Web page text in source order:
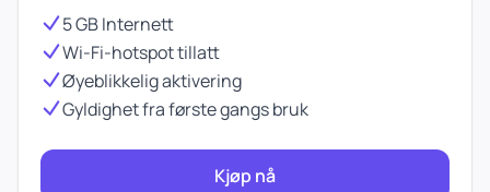
5 GB Internett
Wi-Fi-hotspot tillatt
Øyeblikkelig aktivering
Gyldighet fra første gangs bruk
Kjøp nå